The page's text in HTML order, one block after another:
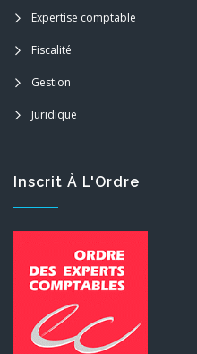
Expertise comptable
Fiscalité
Gestion
Juridique
Inscrit À L'Ordre